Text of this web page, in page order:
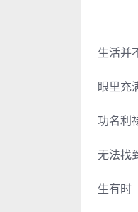
生活并
眼里充
功名利
无法找
生有时